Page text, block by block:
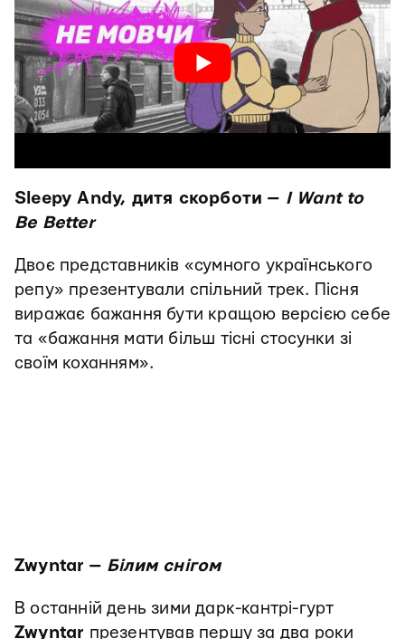
Sleepy Andy, дитя скорботи — I Want to
Be Better
Двоє представників «сумного українського
репу» презентували спільний трек. Пісня
виражає бажання бути кращою версією себе
та «бажання мати більш тісні стосунки зі
своїм коханням».
Zwyntar —Білим снігом
В останній день зими дарк-кантрі-гурт
Zwyntar презентував першу за два роки